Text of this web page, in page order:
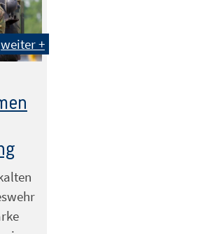
weiter +